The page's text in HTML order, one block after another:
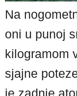
Na
oni u punoj
kilogramom
sjajne
je zadnje